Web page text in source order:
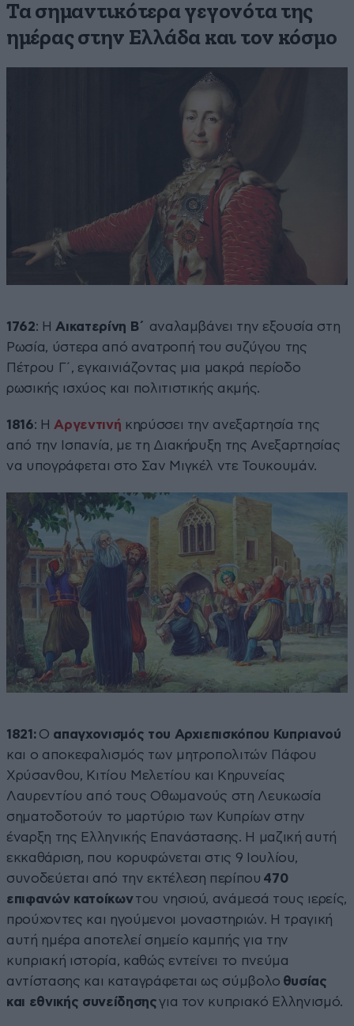
Τα σημαντικότερα γεγονότα της
ημέρας στην Ελλάδα και τον κόσμο
1762: Η Αικατερίνη Β΄ αναλαμβάνει την εξουσία στη
Ρωσία, ύστερα από ανατροπή του συζύγου της
Πέτρου Γ΄, εγκαινιάζοντας μια μακρά περίοδο
ρωσικής ισχύος και πολιτιστικής ακμής.
1816: Η Αργεντινή κηρύσσει την ανεξαρτησία της
από την Ισπανία, με τη Διακήρυξη της Ανεξαρτησίας
να υπογράφεται στο Σαν Μιγκέλ ντε Τουκουμάν.
1821: Ο απαγχονισμός του Αρχιεπισκόπου Κυπριανού
και ο αποκεφαλισμός των μητροπολιτών Πάφου
Χρύσανθου, Κιτίου Μελετίου και Κηρυνείας
Λαυρεντίου από τους Οθωμανούς στη Λευκωσία
σηματοδοτούν το μαρτύριο των Κυπρίων στην
έναρξη της Ελληνικής Επανάστασης. Η μαζική αυτή
εκκαθάριση, που κορυφώνεται στις 9 Ιουλίου,
συνοδεύεται από την εκτέλεση περίπου 470
επιφανών κατοίκωντου νησιού, ανάμεσά τους ιερείς,
προύχοντες και ηγούμενοι μοναστηριών. Η τραγική
αυτή ημέρα αποτελεί σημείο καμπής για την
κυπριακή ιστορία, καθώς εντείνει το πνεύμα
αντίστασης και καταγράφεται ως σύμβολο θυσίας
και εθνικής συνείδησηςγια τον κυπριακό Ελληνισμό.